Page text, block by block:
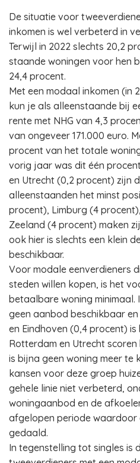
De situatie voor
inkomen is wel verbeterd in
Terwijl in 2022 slechts 20,2
staande woningen voor hen
24,4 procent.
Met een modaal inkomen (in
kun je als alleenstaande bij
rente met NHG van 4,3
van ongeveer 171.000 euro.
procent van het totale
vorig jaar was dit één
en Utrecht (0,2 procent) zijn
alleenstaanden het minst
procent), Limburg (4
Zeeland (4 procent) maken
ook hier is slechts een klein
beschikbaar.
Voor modale eenverdieners
steden willen kopen, is het
betaalbare woning minimaal.
geen aanbod beschikbaar
en Eindhoven (0,4 procent)
Rotterdam en Utrecht
is bijna geen woning meer te
kansen voor deze groep
gehele linie niet verbeterd,
woningaanbod en de
afgelopen periode waardoor
gedaald.
In tegenstelling tot singles is